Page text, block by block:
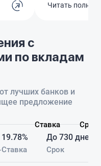
когда уже
после такого
все счета.
Читать
с
по вкладам
лучших банков и
предложение
Ставка Срок
19.78%
Ставка
До 730 дней
Срок